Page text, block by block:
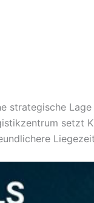
strategische
setzt